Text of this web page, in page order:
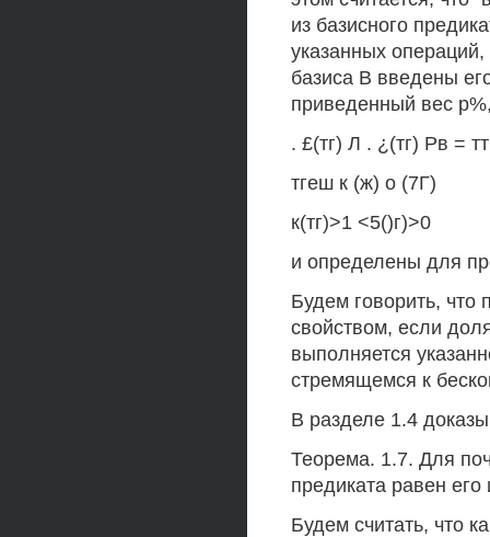
из базисного
указанных
базиса В введены
приведенный вес
. £(тг) Л . ¿(тг) Рв =
тгеш к (ж) о (7Г)
к(тг)>1 <5()г)>0
и определены для
Будем говорить, что
свойством, если
выполняется
стремящемся к
В разделе 1.4
Теорема. 1.7. Для
предиката равен
Будем считать, что